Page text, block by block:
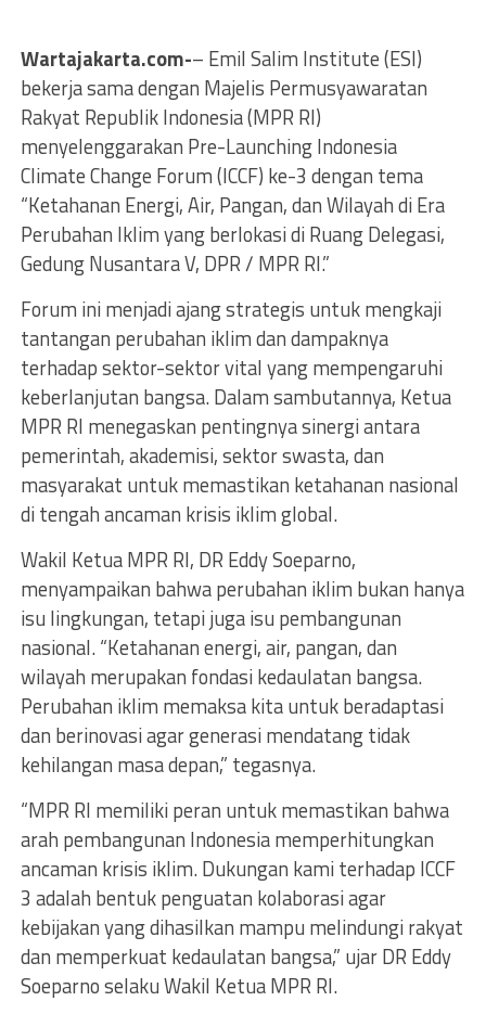
Wartajakarta.com-– Emil Salim Institute (ESI)
bekerja sama dengan Majelis Permusyawaratan
Rakyat Republik Indonesia (MPR RI)
menyelenggarakan Pre-Launching Indonesia
Climate Change Forum (ICCF) ke-3 dengan tema
“Ketahanan Energi, Air, Pangan, dan Wilayah di Era
Perubahan Iklim yang berlokasi di Ruang Delegasi,
Gedung Nusantara V, DPR / MPR RI.”
Forum ini menjadi ajang strategis untuk mengkaji
tantangan perubahan iklim dan dampaknya
terhadap sektor-sektor vital yang mempengaruhi
keberlanjutan bangsa. Dalam sambutannya, Ketua
MPR RI menegaskan pentingnya sinergi antara
pemerintah, akademisi, sektor swasta, dan
masyarakat untuk memastikan ketahanan nasional
di tengah ancaman krisis iklim global.
Wakil Ketua MPR RI, DR Eddy Soeparno,
menyampaikan bahwa perubahan iklim bukan hanya
isu lingkungan, tetapi juga isu pembangunan
nasional. “Ketahanan energi, air, pangan, dan
wilayah merupakan fondasi kedaulatan bangsa.
Perubahan iklim memaksa kita untuk beradaptasi
dan berinovasi agar generasi mendatang tidak
kehilangan masa depan,” tegasnya.
“MPR RI memiliki peran untuk memastikan bahwa
arah pembangunan Indonesia memperhitungkan
ancaman krisis iklim. Dukungan kami terhadap ICCF
3 adalah bentuk penguatan kolaborasi agar
kebijakan yang dihasilkan mampu melindungi rakyat
dan memperkuat kedaulatan bangsa,” ujar DR Eddy
Soeparno selaku Wakil Ketua MPR RI.